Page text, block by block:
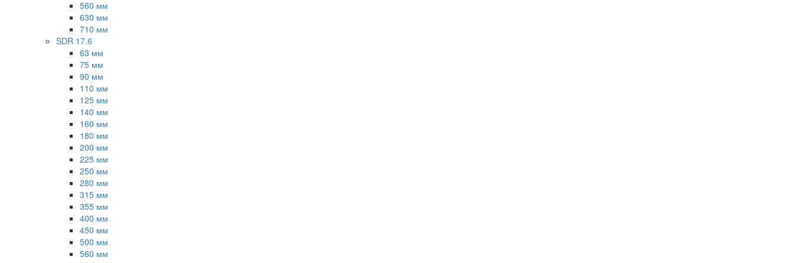
560 мм
630 мм
710 мм
SDR 17.6
63 мм
75 мм
90 мм
110 мм
125 мм
140 мм
160 мм
180 мм
200 мм
225 мм
250 мм
280 мм
315 мм
355 мм
400 мм
450 мм
500 мм
560 мм